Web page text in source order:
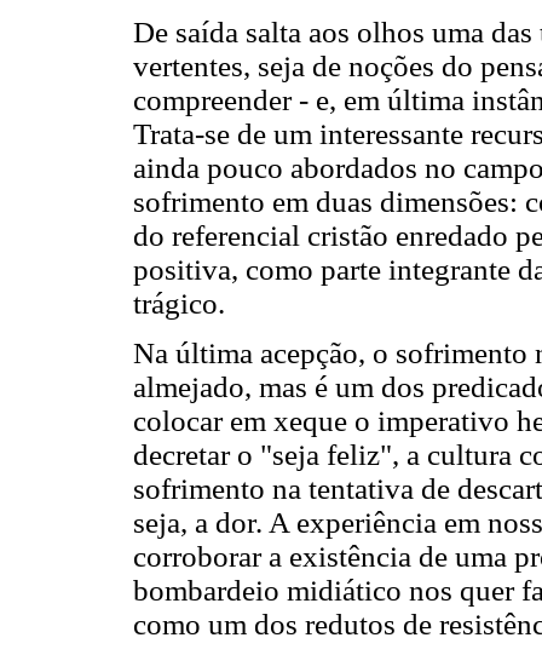
De saída salta aos olhos uma
vertentes, seja de noções do
compreender - e, em última
Trata-se de um interessante
ainda pouco abordados no
sofrimento em duas dimensões:
do referencial cristão enredado
positiva, como parte integrante
trágico.
Na última acepção, o sofrimento
almejado, mas é um dos
colocar em xeque o imperativo
decretar o "seja feliz", a cultura
sofrimento na tentativa de
seja, a dor. A experiência em
corroborar a existência de uma
bombardeio midiático nos quer
como um dos redutos de